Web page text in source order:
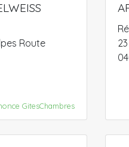
Route
GitesChambres